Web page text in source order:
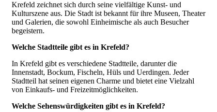
Krefeld zeichnet sich durch seine vielfältige Kunst- und
Kulturszene aus. Die Stadt ist bekannt für ihre Museen, Theater
und Galerien, die sowohl Einheimische als auch Besucher
begeistern.
Welche Stadtteile gibt es in Krefeld?
In Krefeld gibt es verschiedene Stadtteile, darunter die
Innenstadt, Bockum, Fischeln, Hüls und Uerdingen. Jeder
Stadtteil hat seinen eigenen Charme und bietet eine Vielzahl
von Einkaufs- und Freizeitmöglichkeiten.
Welche Sehenswürdigkeiten gibt es in Krefeld?